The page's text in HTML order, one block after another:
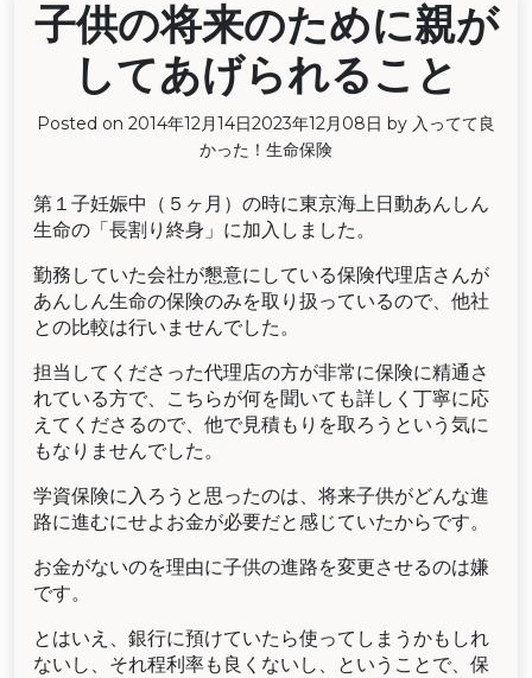
子供の将来のために親が
してあげられること
Posted on 2014年12月14日2023年12月08日 by 入ってて良
かった！生命保険
第１子妊娠中（５ヶ月）の時に東京海上日動あんしん
生命の「長割り終身」に加入しました。
勤務していた会社が懇意にしている保険代理店さんが
あんしん生命の保険のみを取り扱っているので、他社
との比較は行いませんでした。
担当してくださった代理店の方が非常に保険に精通さ
れている方で、こちらが何を聞いても詳しく丁寧に応
えてくださるので、他で見積もりを取ろうという気に
もなりませんでした。
学資保険に入ろうと思ったのは、将来子供がどんな進
路に進むにせよお金が必要だと感じていたからです。
お金がないのを理由に子供の進路を変更させるのは嫌
です。
とはいえ、銀行に預けていたら使ってしまうかもしれ
ないし、それ程利率も良くないし、ということで、保